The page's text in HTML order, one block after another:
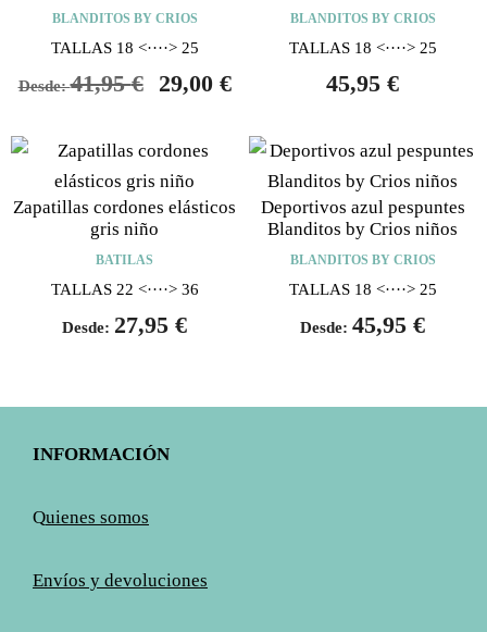
BLANDITOS BY CRIOS
TALLAS 18 <····> 25
Desde:41,95€ 29,00 €
BLANDITOS BY CRIOS
TALLAS 18 <····> 25
45,95 €
Zapatillas cordones elásticos
gris niño
BATILAS
TALLAS 22 <····> 36
Desde: 27,95 €
Deportivos azul pespuntes
Blanditos by Crios niños
BLANDITOS BY CRIOS
TALLAS 18 <····> 25
Desde: 45,95 €
INFORMACIÓN
Quienes somos
Envíos y devoluciones